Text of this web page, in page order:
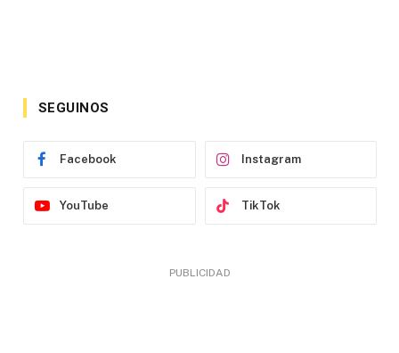
SEGUINOS
Facebook Instagram
YouTube TikTok
PUBLICIDAD